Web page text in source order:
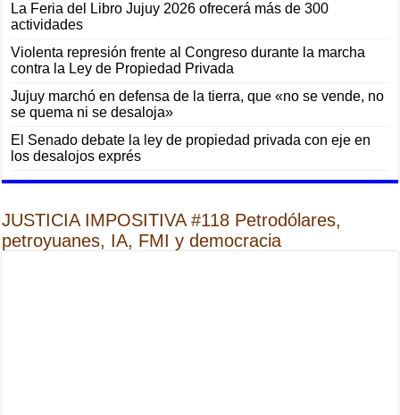
La Feria del Libro Jujuy 2026 ofrecerá más de 300
actividades
Violenta represión frente al Congreso durante la marcha
contra la Ley de Propiedad Privada
Jujuy marchó en defensa de la tierra, que «no se vende, no
se quema ni se desaloja»
El Senado debate la ley de propiedad privada con eje en
los desalojos exprés
JUSTICIA IMPOSITIVA #118 Petrodólares,
petroyuanes, IA, FMI y democracia